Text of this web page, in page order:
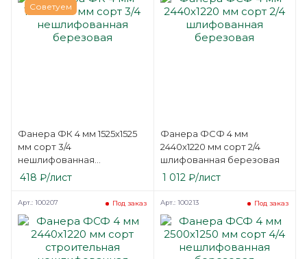
Советуем
Фанера ФК 4 мм 1525х1525
мм сорт 3/4
нешлифованная
березовая
418 ₽/лист
Фанера ФСФ 4 мм
2440х1220 мм сорт 2/4
шлифованная березовая
1 012₽/лист
Под заказ
Арт.: 100207 Под заказ
Арт.: 100213